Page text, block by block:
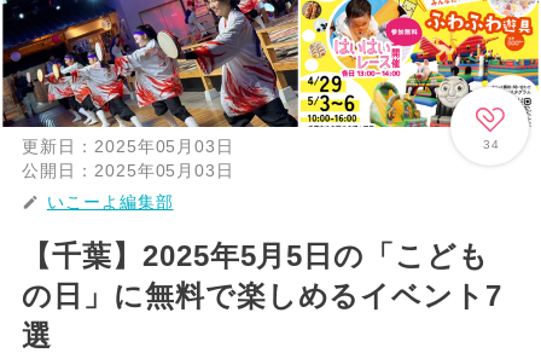
34
更新日： 2025年05月03日
公開日： 2025年05月03日
いこーよ編集部
【千葉】2025年5月5日の「こども
の日」に無料で楽しめるイベント7
選